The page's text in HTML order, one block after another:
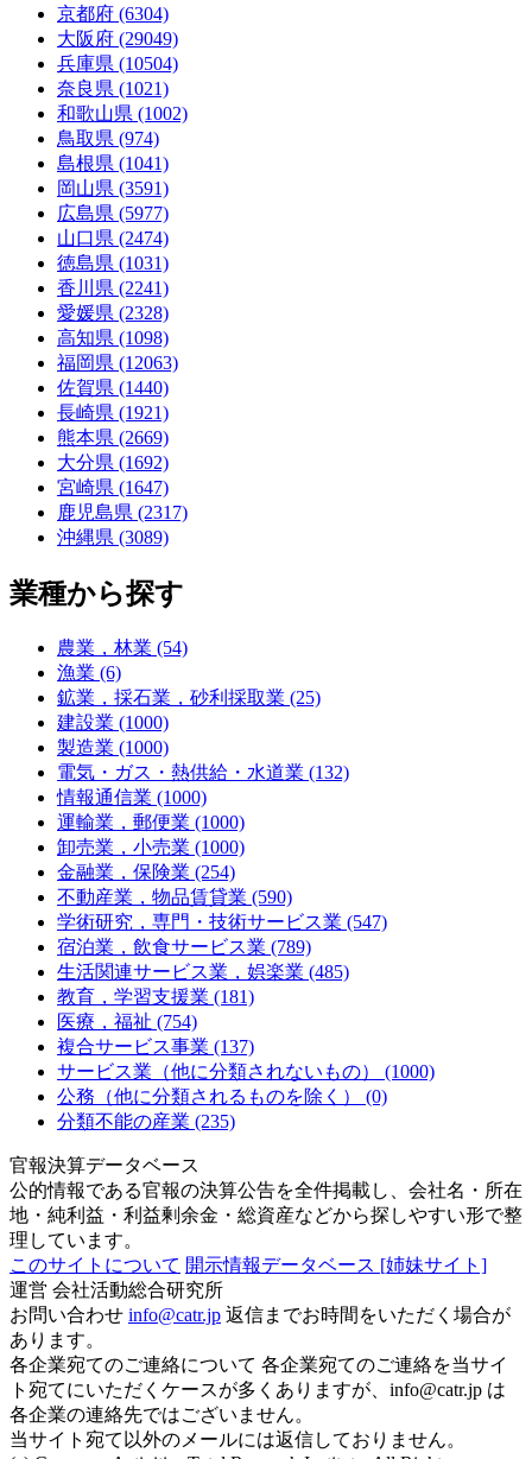
京都府 (6304)
大阪府 (29049)
兵庫県 (10504)
奈良県 (1021)
和歌山県 (1002)
鳥取県 (974)
島根県 (1041)
岡山県 (3591)
広島県 (5977)
山口県 (2474)
徳島県 (1031)
香川県 (2241)
愛媛県 (2328)
高知県 (1098)
福岡県 (12063)
佐賀県 (1440)
長崎県 (1921)
熊本県 (2669)
大分県 (1692)
宮崎県 (1647)
鹿児島県 (2317)
沖縄県 (3089)
業種から探す
農業，林業 (54)
漁業 (6)
鉱業，採石業，砂利採取業 (25)
建設業 (1000)
製造業 (1000)
電気・ガス・熱供給・水道業 (132)
情報通信業 (1000)
運輸業，郵便業 (1000)
卸売業，小売業 (1000)
金融業，保険業 (254)
不動産業，物品賃貸業 (590)
学術研究，専門・技術サービス業 (547)
宿泊業，飲食サービス業 (789)
生活関連サービス業，娯楽業 (485)
教育，学習支援業 (181)
医療，福祉 (754)
複合サービス事業 (137)
サービス業（他に分類されないもの） (1000)
公務（他に分類されるものを除く） (0)
分類不能の産業 (235)
官報決算データベース
公的情報である官報の決算公告を全件掲載し、会社名・所在
地・純利益・利益剰余金・総資産などから探しやすい形で整
理しています。
このサイトについて 開示情報データベース [姉妹サイト]
運営 会社活動総合研究所
お問い合わせ info@catr.jp 返信までお時間をいただく場合が
あります。
各企業宛てのご連絡について 各企業宛てのご連絡を当サイ
ト宛てにいただくケースが多くありますが、info@catr.jp は
各企業の連絡先ではございません。
当サイト宛て以外のメールには返信しておりません。